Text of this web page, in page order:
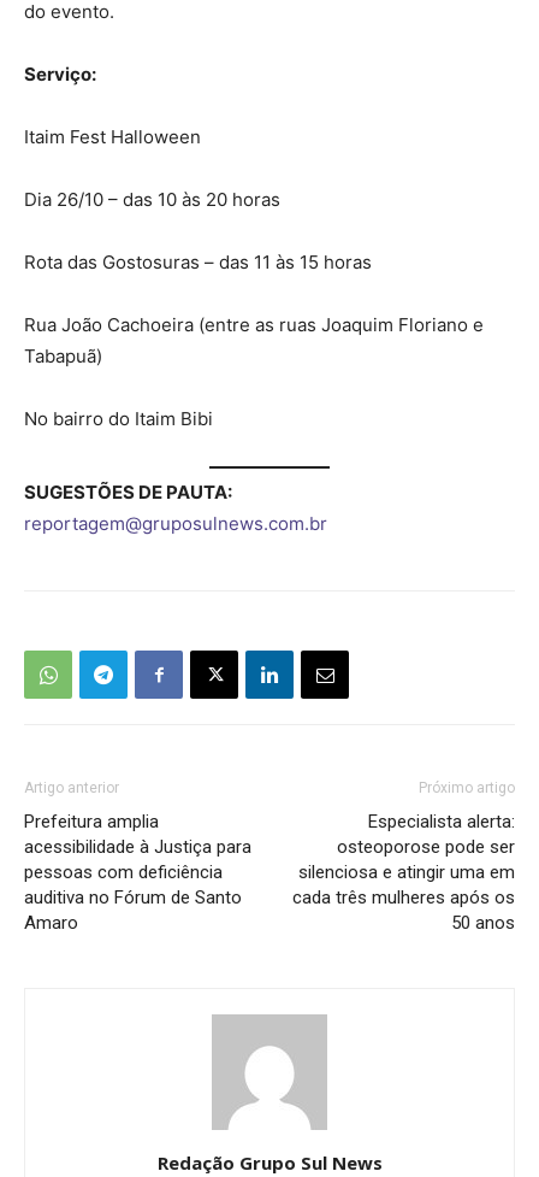
do evento.
Serviço:
Itaim Fest Halloween
Dia 26/10 – das 10 às 20 horas
Rota das Gostosuras – das 11 às 15 horas
Rua João Cachoeira (entre as ruas Joaquim Floriano e
Tabapuã)
No bairro do Itaim Bibi
SUGESTÕES DE PAUTA:
reportagem@gruposulnews.com.br
Artigo anterior
Prefeitura amplia
acessibilidade à Justiça para
pessoas com deficiência
auditiva no Fórum de Santo
Amaro
Próximo artigo
Especialista alerta:
osteoporose pode ser
silenciosa e atingir uma em
cada três mulheres após os
50 anos
Redação Grupo Sul News